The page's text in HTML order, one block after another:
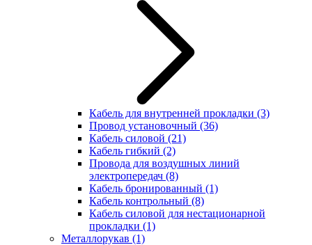
Кабель для внутренней прокладки (3)
Провод установочный (36)
Кабель силовой (21)
Кабель гибкий (2)
Провода для воздушных линий
электропередач (8)
Кабель бронированный (1)
Кабель контрольный (8)
Кабель силовой для нестационарной
прокладки (1)
Металлорукав (1)